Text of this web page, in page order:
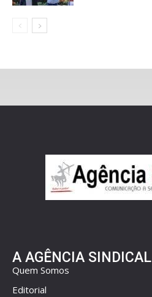
A AGÊNCIA SINDICAL
Quem Somos
Editorial